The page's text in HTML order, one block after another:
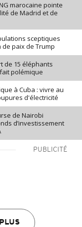
marocaine pointe
de Madrid et de
sceptiques
paix de Trump
de 15 éléphants
polémique
à Cuba : vivre au
d'électricité
de Nairobi
d’investissement
PUBLICITÉ